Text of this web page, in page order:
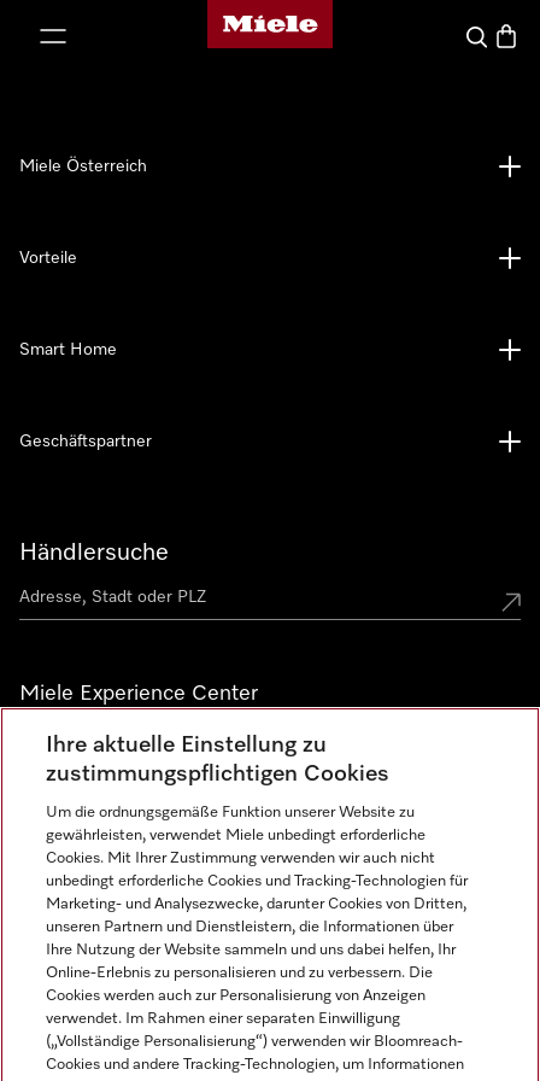
Miele-Homepage
Suche
Händlersuche
Miele Experience Center
Alle Miele Experience Center anzeigen
Newsletter
Miele Österreich
Vorteile
Smart Home
Geschäftspartner
Miele auf Instagram
Miele auf Facebook
Miele auf Youtube
Ihre aktuelle Einstellung zu
zustimmungspflichtigen Cookies
Um die ordnungsgemäße Funktion unserer Website zu
gewährleisten, verwendet Miele unbedingt erforderliche
Cookies. Mit Ihrer Zustimmung verwenden wir auch nicht
unbedingt erforderliche Cookies und Tracking-Technologien für
Marketing- und Analysezwecke, darunter Cookies von Dritten,
unseren Partnern und Dienstleistern, die Informationen über
Ihre Nutzung der Website sammeln und uns dabei helfen, Ihr
Online-Erlebnis zu personalisieren und zu verbessern. Die
Cookies werden auch zur Personalisierung von Anzeigen
verwendet. Im Rahmen einer separaten Einwilligung
(„Vollständige Personalisierung“) verwenden wir Bloomreach-
Cookies und andere Tracking-Technologien, um Informationen